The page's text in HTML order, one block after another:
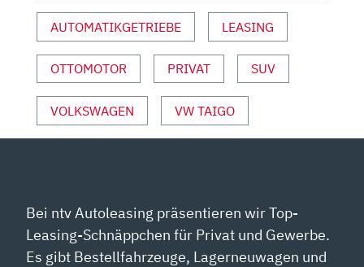
UND
SPORT“
YOUTUBE
ANZEIGEN
AUTOMATIKGETRIEBE LEASING
OTTOMOTOR PRIVAT SUV
VOLKSWAGEN VW TAIGO
Bei ntv Autoleasing präsentieren wir Top-
Leasing-Schnäppchen für Privat und Gewerbe.
Es gibt Bestellfahrzeuge, Lagerneuwagen und